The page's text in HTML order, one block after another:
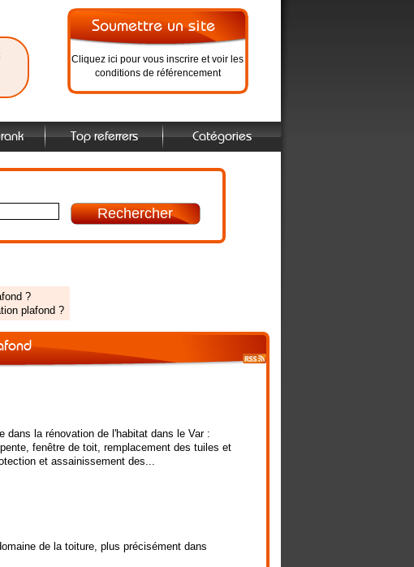
Cliquez ici pour vous inscrire et voir les
conditions de référencement
Top referrers Catégories
?
plafond ?
dans la rénovation de l'habitat dans le Var :
fenêtre de toit, remplacement des tuiles et
et assainissement des...
de la toiture, plus précisément dans